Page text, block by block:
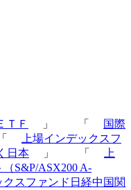
ＴＦ 」 「
国際
上場インデックスフ
日本
」 「
上
S&P/ASX200 A-
クスファンド日経中国関